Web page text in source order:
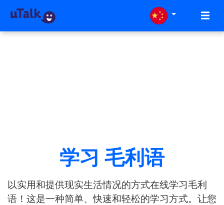
学习 毛利语
以实用和提供现实生活情况的方式在线学习毛利
语！这是一种简单、快速和轻松的学习方式。让您